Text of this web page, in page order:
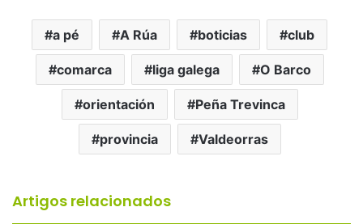
a pé A Rúa boticias club
comarca liga galega O Barco
orientación Peña Trevinca
provincia Valdeorras
Artigos relacionados